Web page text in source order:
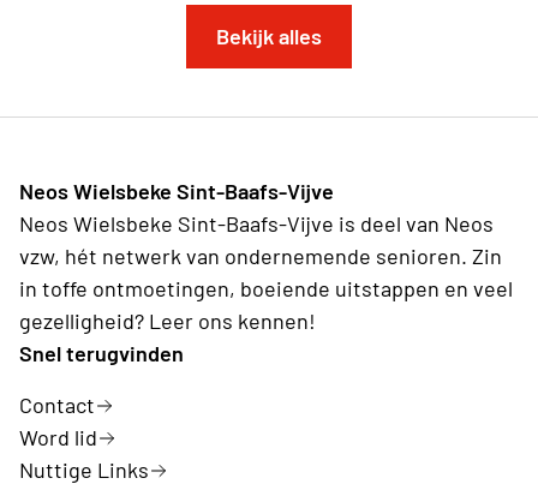
Bekijk alles
Neos Wielsbeke Sint-Baafs-Vijve
Neos Wielsbeke Sint-Baafs-Vijve is deel van Neos
vzw, hét netwerk van ondernemende senioren. Zin
in toffe ontmoetingen, boeiende uitstappen en veel
gezelligheid? Leer ons kennen!
Snel terugvinden
Contact
Word lid
Nuttige Links